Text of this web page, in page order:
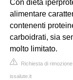
Con dieta
alimentare
contenenti
carboidrati, sia
molto limitato.
Richiesta di
issalute.it